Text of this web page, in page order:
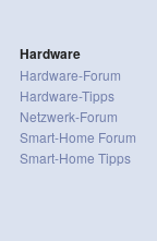
Hardware
Hardware-Forum
Hardware-Tipps
Netzwerk-Forum
Smart-Home Forum
Smart-Home Tipps